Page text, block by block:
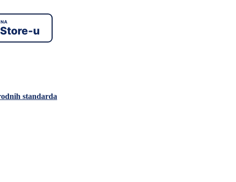
u
standarda